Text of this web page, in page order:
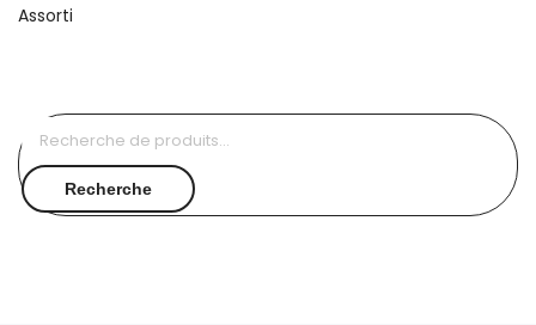
Recherche